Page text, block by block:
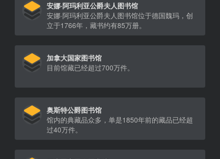
安娜·阿玛利亚公爵夫人图书馆
安娜·阿玛利亚公爵夫人图书馆位于德国魏玛，创
立于1766年，藏书约有85万册。
加拿大国家图书馆
目前馆藏已经超过700万件。
奥斯特公爵图书馆
馆内的典藏品众多，单是1850年前的藏品已经超
过40万件。